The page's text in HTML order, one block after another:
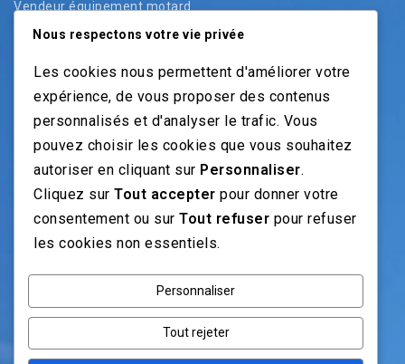
Vendeur équipement motard
Vendeur pièces
Vendeur véhicules occasion
NOS GUIDES
Recrutement moto: Le guide pour recruteurs
NOS RÉSEAUX
Nous respectons votre vie privée
Les cookies nous permettent d'améliorer votre
expérience, de vous proposer des contenus
personnalisés et d'analyser le trafic. Vous
pouvez choisir les cookies que vous souhaitez
autoriser en cliquant sur Personnaliser.
Cliquez sur Tout accepter pour donner votre
consentement ou sur Tout refuser pour refuser
les cookies non essentiels.
Personnaliser
Tout rejeter